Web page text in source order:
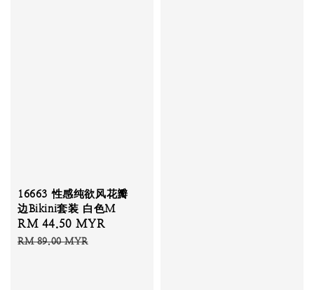
16663 性感纯欲风花瓣
边Bikini套装 白色M
Sale
price
RM 44.50 MYR
RM 89.00 MYR